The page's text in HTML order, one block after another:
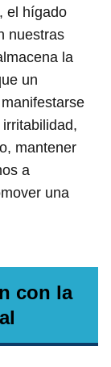
el hígado
nuestras
la
un
mantener
a
una
con la